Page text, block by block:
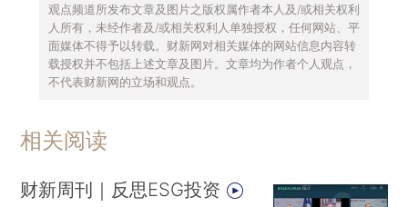
观点频道所发布文章及图片之版权属作者本人及/或相关权利
人所有，未经作者及/或相关权利人单独授权，任何网站、平
面媒体不得予以转载。财新网对相关媒体的网站信息内容转
载授权并不包括上述文章及图片。文章均为作者个人观点，
不代表财新网的立场和观点。
相关阅读
财新周刊｜反思ESG投资